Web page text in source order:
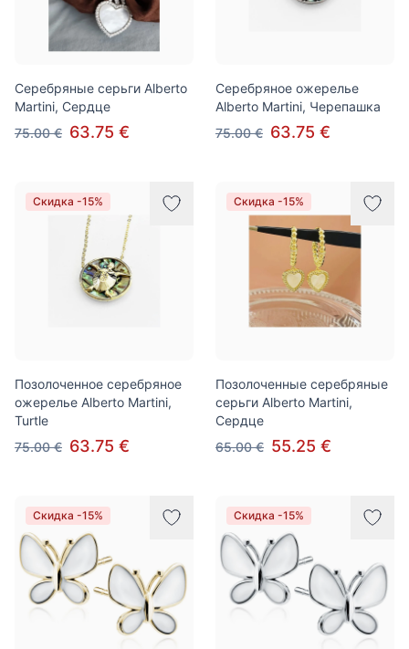
Серебряные серьги Alberto
Martini, Сердце
75.00 € 63.75 €
Серебряное ожерелье
Alberto Martini, Черепашка
75.00 € 63.75 €
Скидка -15%
Позолоченное серебряное
ожерелье Alberto Martini,
Turtle
75.00 € 63.75 €
Скидка -15%
Позолоченные серебряные
серьги Alberto Martini,
Сердце
65.00 € 55.25 €
Скидка -15% Скидка -15%